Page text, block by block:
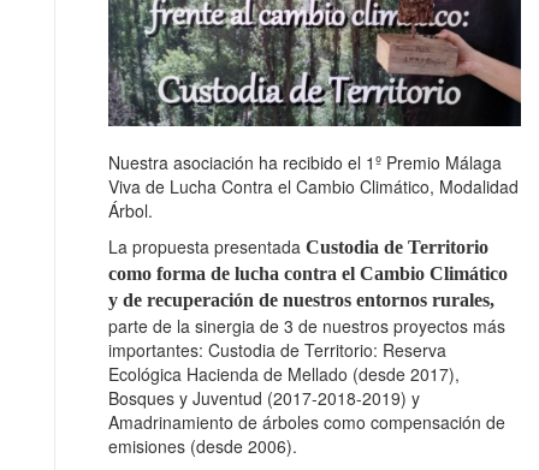
Nuestra asociación ha recibido el 1º Premio Málaga
Viva de Lucha Contra el Cambio Climático, Modalidad
Árbol.
La propuesta presentada Custodia de Territorio
como forma de lucha contra el Cambio Climático
y de recuperación de nuestros entornos rurales,
parte de la sinergia de 3 de nuestros proyectos más
importantes: Custodia de Territorio: Reserva
Ecológica Hacienda de Mellado (desde 2017),
Bosques y Juventud (2017-2018-2019) y
Amadrinamiento de árboles como compensación de
emisiones (desde 2006).